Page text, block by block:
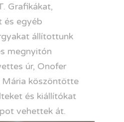
Grafikákat,
és egyéb
állítottunk
megnyitón
úr, Onofer
Mária köszöntötte
és kiállítókat
vehettek át.